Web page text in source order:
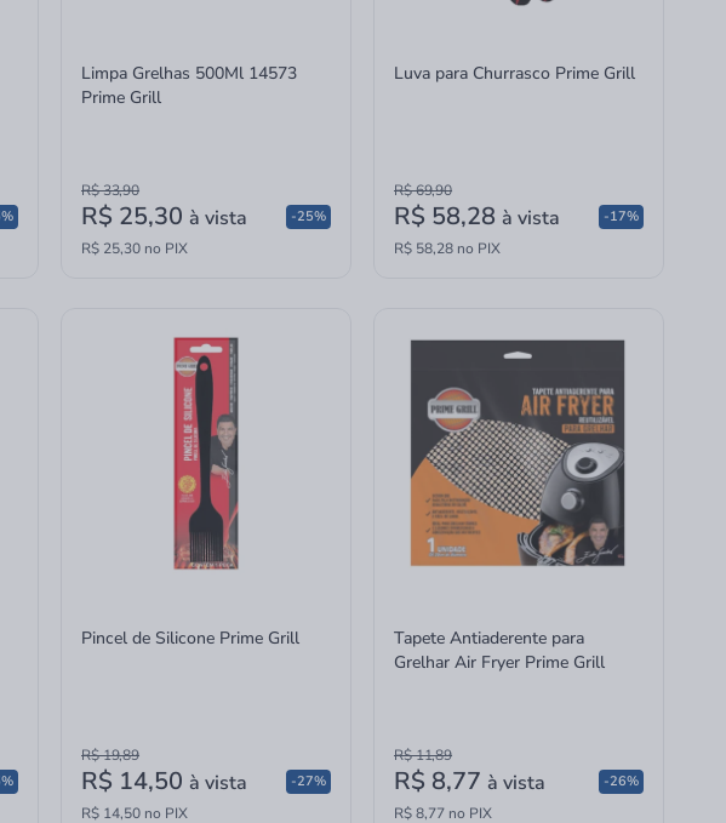
Limpa Grelhas 500Ml 14573
Prime Grill
R$ 33,90
R$ 25,30 à vista
R$ 25,30 no PIX
-25%
Luva para Churrasco Prime Grill
R$ 69,90
R$ 58,28 à vista
R$ 58,28 no PIX
-17%
Pincel de Silicone Prime Grill
R$ 19,89
R$ 14,50 à vista
R$ 14,50 no PIX
-27%
Tapete Antiaderente para
Grelhar Air Fryer Prime Grill
R$ 11,89
R$ 8,77 à vista
R$ 8,77 no PIX
-26%